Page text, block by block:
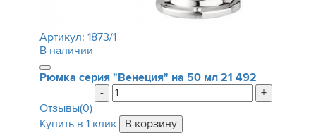
Артикул: 1873/1
В наличии
Рюмка серия "Венеция" на 50 мл 21 492
-
+
Отзывы(0)
Купить в 1 клик